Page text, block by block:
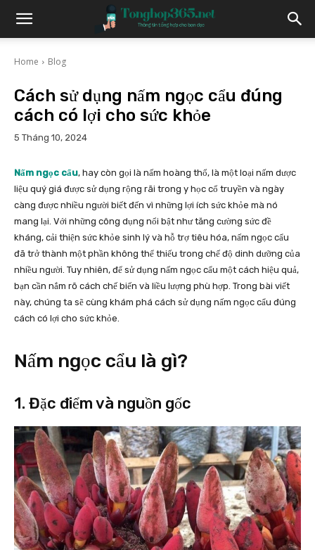
Home Blog
Cách sử dụng nấm ngọc cẩu đúng
cách có lợi cho sức khỏe
5 Tháng 10, 2024
Nấm ngọc cẩu, hay còn gọi là nấm hoàng thổ, là một loại nấm dược
liệu quý giá được sử dụng rộng rãi trong y học cổ truyền và ngày
càng được nhiều người biết đến vì những lợi ích sức khỏe mà nó
mang lại. Với những công dụng nổi bật như tăng cường sức đề
kháng, cải thiện sức khỏe sinh lý và hỗ trợ tiêu hóa, nấm ngọc cẩu
đã trở thành một phần không thể thiếu trong chế độ dinh dưỡng của
nhiều người. Tuy nhiên, để sử dụng nấm ngọc cẩu một cách hiệu quả,
bạn cần nắm rõ cách chế biến và liều lượng phù hợp. Trong bài viết
này, chúng ta sẽ cùng khám phá cách sử dụng nấm ngọc cẩu đúng
cách có lợi cho sức khỏe.
Nấm ngọc cẩu là gì?
1. Đặc điểm và nguồn gốc